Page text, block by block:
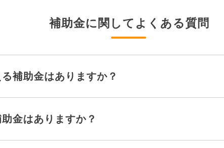
補助金に関してよくある質問
補助金はありますか？
金はありますか？